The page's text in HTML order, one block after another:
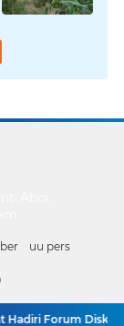
uu pers
Forum Diskusi